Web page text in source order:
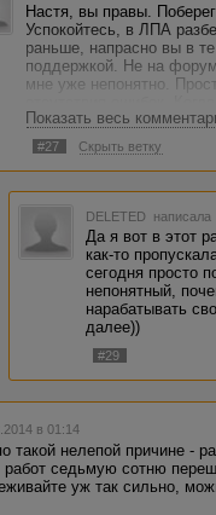
Настя, вы правы.
Успокойтесь, в ЛПА
раньше, напрасно вы в
поддержкой. Не на
мне уже непонятно.
не нарушал, ответ "мне
меньшей мере
Показать весь
#27 Скрыть ветку
DELETED
Да я вот в этот
как-то
сегодня просто
непонятный,
нарабатывать
далее))
#29
в 01:14
такой нелепой причине -
работ седьмую сотню
уж так сильно,